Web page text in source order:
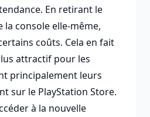
En retirant le
la console elle-même,
coûts. Cela en fait
attractif pour les
principalement leurs
sur le PlayStation Store.
à la nouvelle